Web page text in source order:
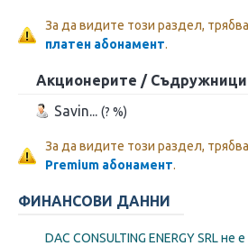
За да видите този раздел,
платен абонамент.
Акционерите / Съдружници
Savin... (? %)
За да видите този раздел,
Premium абонамент.
ФИНАНСОВИ ДАННИ
DAC CONSULTING ENERGY SRL не